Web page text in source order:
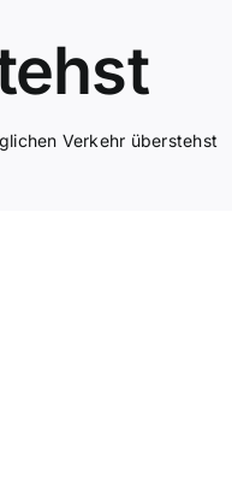
Verkehr überstehst